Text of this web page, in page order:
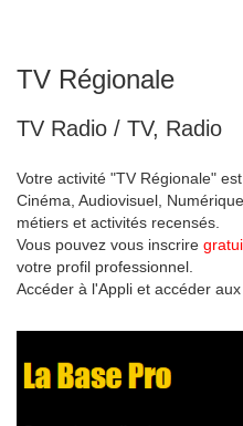
TV Régionale
TV Radio / TV, Radio
Votre activité "TV Régionale"
Cinéma, Audiovisuel,
métiers et activités recensés.
Vous pouvez vous inscrire
votre profil professionnel.
Accéder à l'Appli et accéder